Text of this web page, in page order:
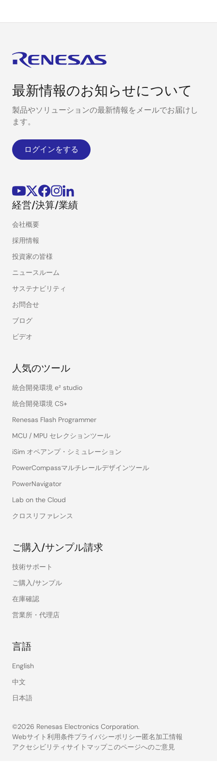
最新情報のお知らせについて
製品やソリューションの最新情報をメールでお届けし
ます。
ログインをする
経営/決算/業績
会社概要
採用情報
投資家の皆様
ニュースルーム
サステナビリティ
お問合せ
ブログ
ビデオ
人気のツール
統合開発環境 e² studio
統合開発環境 CS+
Renesas Flash Programmer
MCU / MPU セレクションツール
iSim オペアンプ・シミュレーション
PowerCompassマルチレールデザインツール
PowerNavigator
Lab on the Cloud
クロスリファレンス
ご購入/サンプル請求
技術サポート
ご購入/サンプル
在庫確認
営業所・代理店
言語
English
中文
日本語
©2026 Renesas Electronics Corporation.
Legal
Webサイト利用条件プライバシーポリシー匿名加工情報
アクセシビリティサイトマップこのページへのご意見